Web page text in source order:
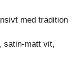
satin-matt vit,